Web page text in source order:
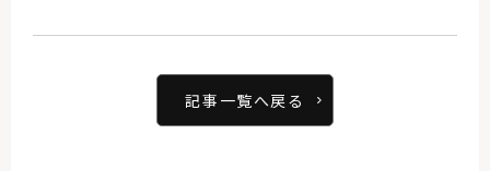
記事一覧へ戻る